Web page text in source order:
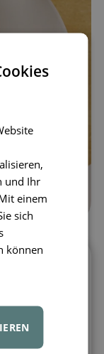
für
für ein
für
und Ihr
einem
sich
können